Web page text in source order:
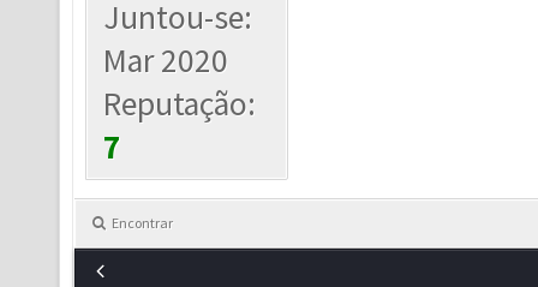
Juntou-se:
Mar 2020
Reputação:
7
Encontrar